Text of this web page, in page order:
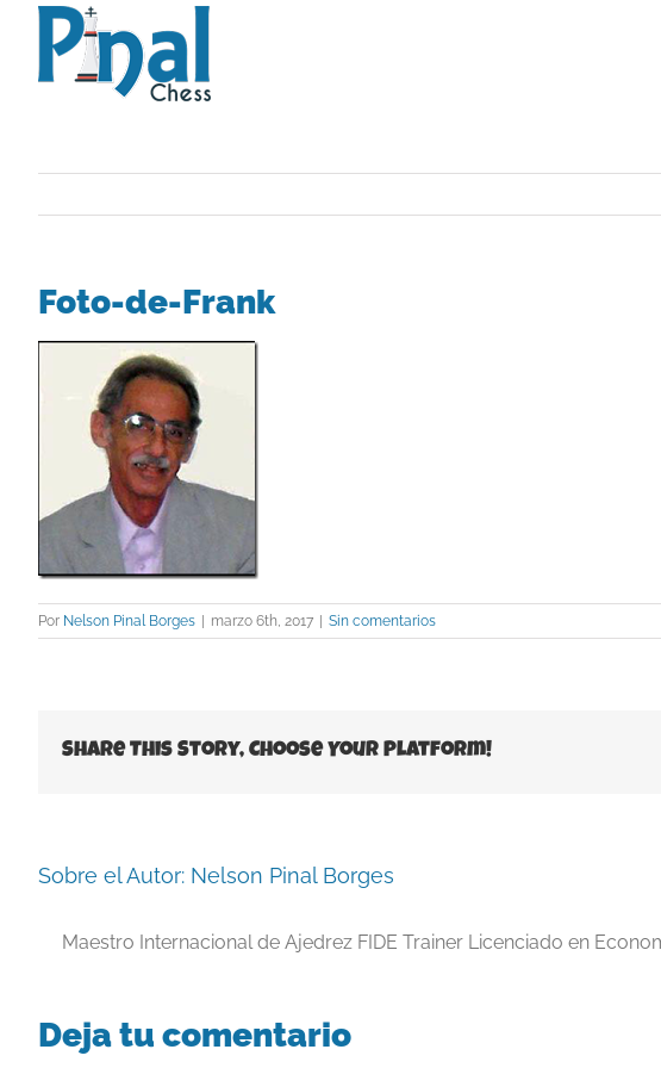
Saltar
contenido
Foto-de-Frank
Por Nelson Pinal Borges | marzo 6th, 2017 | Sin comentarios
Share This Story, Choose Your Platform!
Sobre el Autor: Nelson Pinal Borges
Maestro Internacional de Ajedrez FIDE Trainer Licenciado en
Deja tu comentario